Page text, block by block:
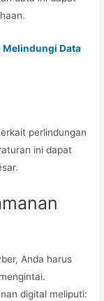
Melindungi Data
perlindungan
ini dapat
Anda harus
digital meliputi: